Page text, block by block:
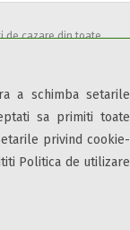
a schimba setarile
sa primiti toate
privind cookie-
Politica de utilizare
de cazare din toate